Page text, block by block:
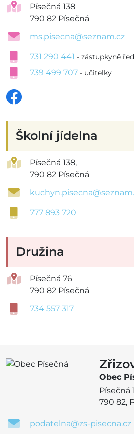
Písečná 138
790 82 Písečná
ms.pisecna@seznam.cz
731 290 441 - zástupkyně
739 499 707 - učitelky
Školní jídelna
Písečná 138,
790 82 Písečná
777 893 720
Družina
Písečná 76
790 82 Písečná
734 557 317
Obec
Písečná
790 82,
podatelna@zs-pisecna.cz